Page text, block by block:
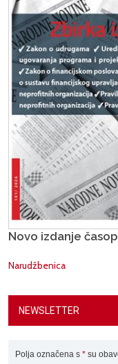
Novo izdanje
Narudžbenica
NEWSLETTER
Polja označena s * su